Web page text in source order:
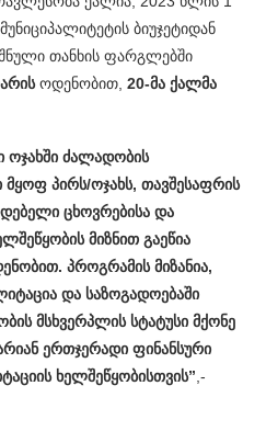
ბიუჯეტიდან
თანხის ფარგლებში
ოდენობით, 20-მა ქალმა
ოჯახში ძალადობის
პირს/ოჯახს, თავშესაფრის
ცხოვრებისა და
მიზნით გაეწია
პროგრამის მიზანია,
და საზოგადოებაში
მსხვერპლის სტატუსი მქონე
ერთჯერადი ფინანსური
ხელშეწყობისთვის” ,-